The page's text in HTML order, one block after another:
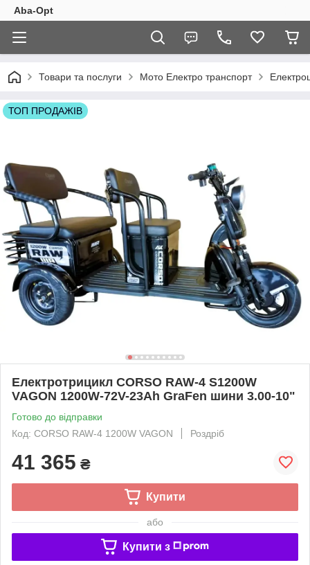
Aba-Opt
Товари та послуги Мото Електро транспорт
ТОП ПРОДАЖІВ
Електротрицикл CORSO RAW-4 S1200W
VAGON 1200W-72V-23Ah GraFen шини 3.00-10"
Готово до відправки
Код: CORSO RAW-4 1200W VAGON
Роздріб
41 365 ₴
Купити
або
Купити з